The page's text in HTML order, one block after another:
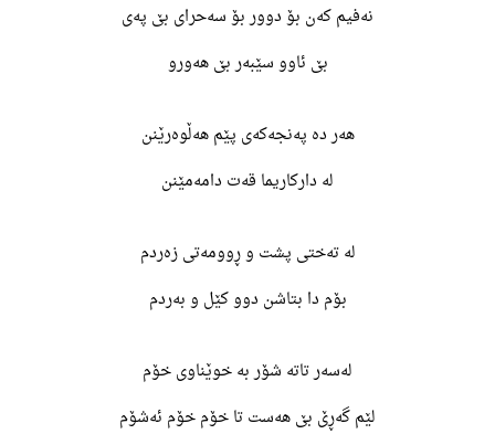
نەفیم کەن بۆ دوور بۆ سەحرای بێ پەی
بێ ئاوو سێبەر بێ هەورو
هەر دە پەنجەکەی پێم هەڵوەرێنن
لە دارکاریما قەت دامەمێنن
لە تەختی پشت و ڕوومەتی زەردم
بۆم دا بتاشن دوو کێل و بەردم
لەسەر تاتە شۆر بە خوێناوی خۆم
لێم گەڕێ بێ هەست تا خۆم خۆم ئەشۆم